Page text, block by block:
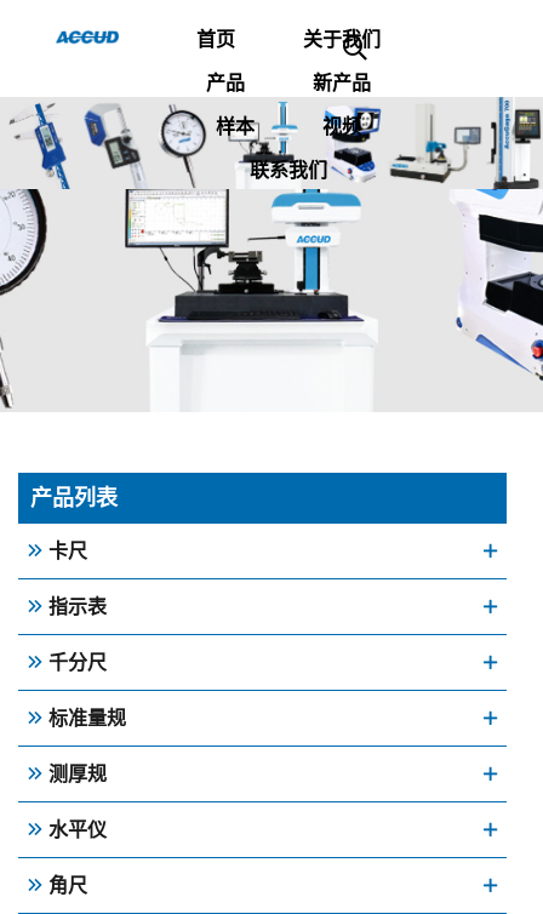
首页 关于我们
产品 新产品
样本 视频
联系我们
产品列表
卡尺
指示表
千分尺
标准量规
测厚规
水平仪
角尺